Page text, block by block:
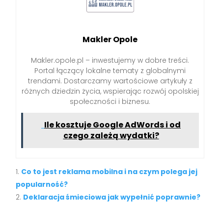
Makler Opole
Makler.opole.pl – inwestujemy w dobre treści.
Portal łączący lokalne tematy z globalnymi
trendami. Dostarczamy wartościowe artykuły z
różnych dziedzin życia, wspierając rozwój opolskiej
społeczności i biznesu.
Ile kosztuje Google AdWords i od
czego zależą wydatki?
Co to jest reklama mobilna i na czym polega jej
popularność?
Deklaracja śmieciowa jak wypełnić poprawnie?